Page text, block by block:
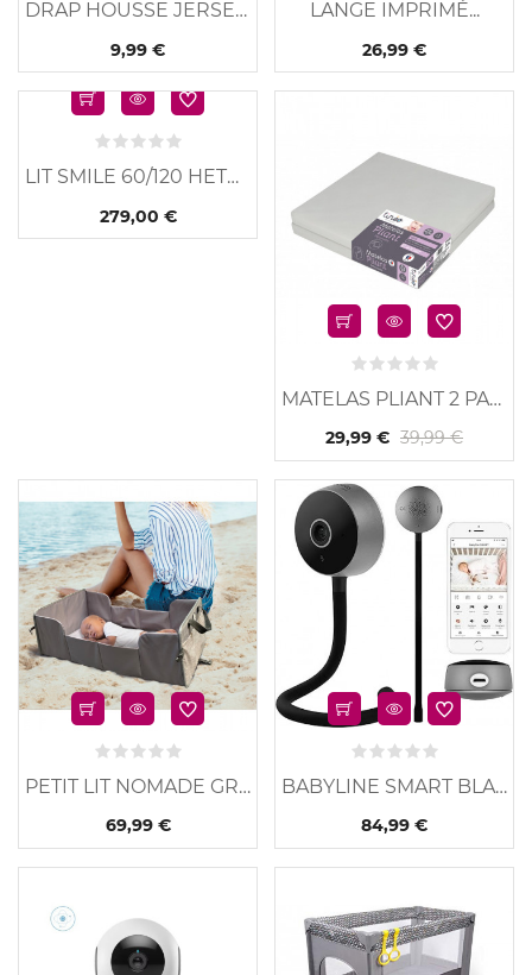
DRAP HOUSSE JERSEY...
9,99 €
LANGE IMPRIMÉ...
26,99 €
LIT SMILE 60/120 HETRE...
279,00 €
Nouveau
MATELAS PLIANT 2 PARTIE
29,99 € 39,99 €
PETIT LIT NOMADE GRIS...
69,99 €
Nouveau
BABYLINE SMART BLACK
84,99 €